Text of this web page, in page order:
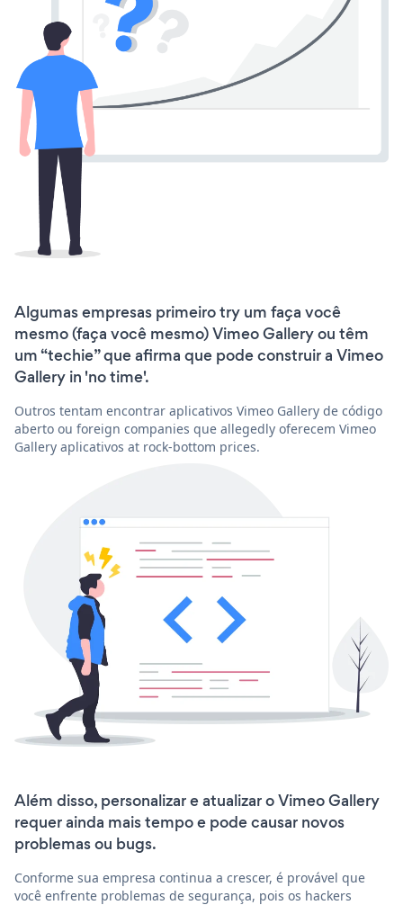
Algumas empresas primeiro try um faça você
mesmo (faça você mesmo) Vimeo Gallery ou têm
um “techie” que afirma que pode construir a Vimeo
Gallery in 'no time'.
Outros tentam encontrar aplicativos Vimeo Gallery de código
aberto ou foreign companies que allegedly oferecem Vimeo
Gallery aplicativos at rock-bottom prices.
Além disso, personalizar e atualizar o Vimeo Gallery
requer ainda mais tempo e pode causar novos
problemas ou bugs.
Conforme sua empresa continua a crescer, é provável que
você enfrente problemas de segurança, pois os hackers